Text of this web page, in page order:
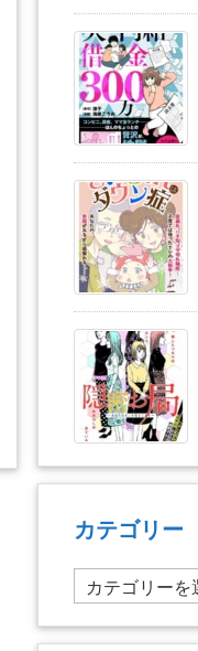
カテゴリー
カ
テ
ゴ